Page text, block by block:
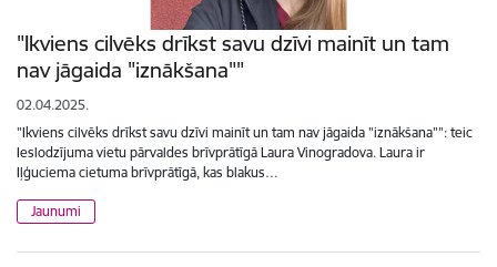
"Ikviens cilvēks drīkst savu dzīvi mainīt un tam
nav jāgaida "iznākšana""
02.04.2025.
"Ikviens cilvēks drīkst savu dzīvi mainīt un tam nav jāgaida "iznākšana"": teic
Ieslodzījuma vietu pārvaldes brīvprātīgā Laura Vinogradova. Laura ir
Iļģuciema cietuma brīvprātīgā, kas blakus…
Jaunumi